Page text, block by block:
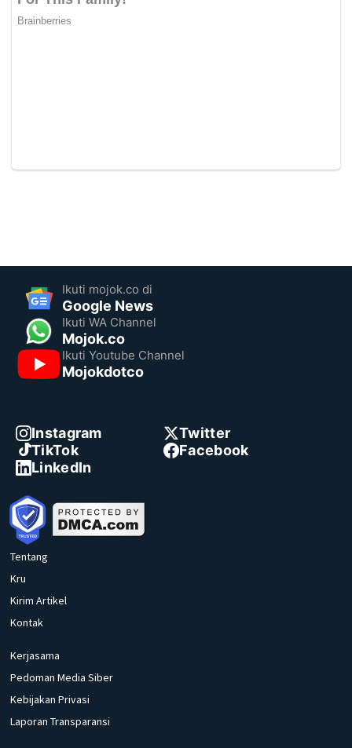
Ikuti mojok.co di
Google News
Ikuti WA Channel
Mojok.co
Ikuti Youtube Channel
Mojokdotco
Instagram
Twitter
TikTok
Facebook
LinkedIn
Tentang
Kru
Kirim Artikel
Kontak
Kerjasama
Pedoman Media Siber
Kebijakan Privasi
Laporan Transparansi